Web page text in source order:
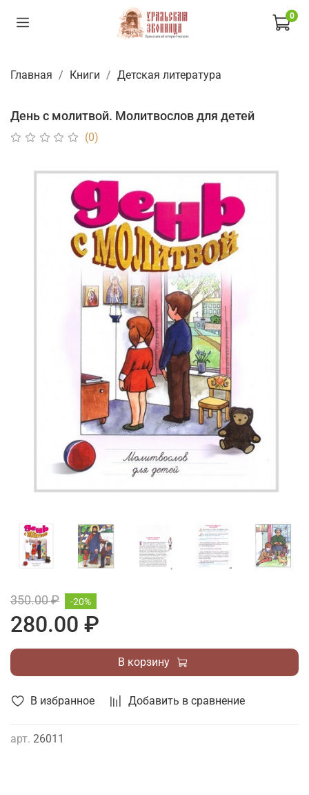
0
Главная Книги Детская литература
День с молитвой. Молитвослов для детей
(0)
В избранное Добавить в сравнение
арт. 26011
350.00 ₽
280.00 ₽
-20%
В корзину